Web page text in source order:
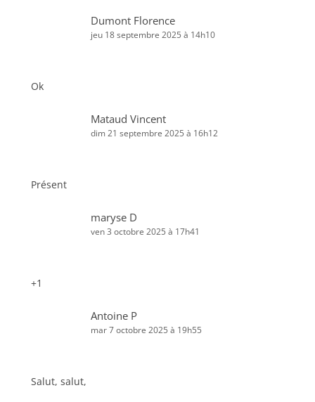
Dumont Florence
jeu 18 septembre 2025 à 14h10
Ok
Mataud Vincent
dim 21 septembre 2025 à 16h12
Présent
maryse D
ven 3 octobre 2025 à 17h41
+1
Antoine P
mar 7 octobre 2025 à 19h55
Salut, salut,